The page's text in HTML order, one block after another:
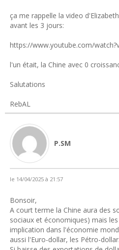
ça me rappelle la video
avant les 3 jours:
https://www.youtube.com/
l'un était, la Chine avec 0
Salutations
RebAL
P.SM
le 14/04/2025 à 21:57
Bonsoir,
A court terme la Chine aura des
sociaux et économiques) mais
implication dans l'économie
aussi l'Euro-dollar, les Pétro-